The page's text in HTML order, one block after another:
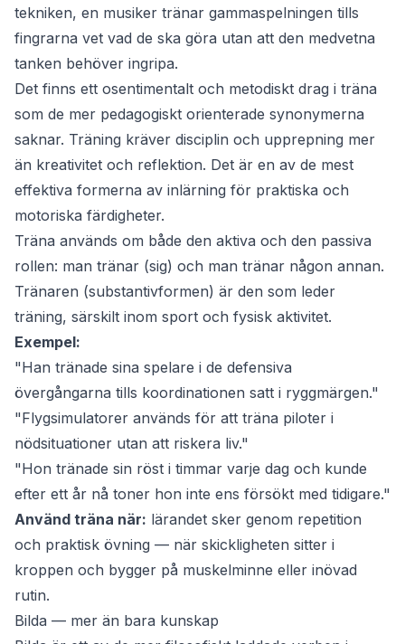
tekniken, en musiker tränar gammaspelningen tills
fingrarna vet vad de ska göra utan att den medvetna
tanken behöver ingripa.
Det finns ett osentimentalt och metodiskt drag i träna
som de mer pedagogiskt orienterade synonymerna
saknar. Träning kräver disciplin och upprepning mer
än kreativitet och reflektion. Det är en av de mest
effektiva formerna av inlärning för praktiska och
motoriska färdigheter.
Träna används om både den aktiva och den passiva
rollen: man tränar (sig) och man tränar någon annan.
Tränaren (substantivformen) är den som leder
träning, särskilt inom sport och fysisk aktivitet.
Exempel:
"Han tränade sina spelare i de defensiva
övergångarna tills koordinationen satt i ryggmärgen."
"Flygsimulatorer används för att träna piloter i
nödsituationer utan att riskera liv."
"Hon tränade sin röst i timmar varje dag och kunde
efter ett år nå toner hon inte ens försökt med tidigare."
Använd träna när: lärandet sker genom repetition
och praktisk övning — när skickligheten sitter i
kroppen och bygger på muskelminne eller inövad
rutin.
Bilda — mer än bara kunskap